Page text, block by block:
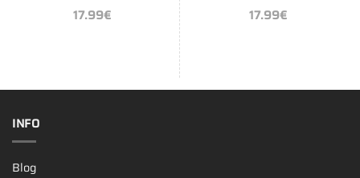
17.99€ 17.99€
INFO
Blog